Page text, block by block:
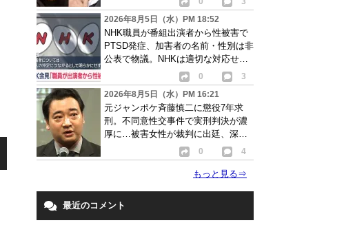
2026年8月5日（水）PM 18:52
NHK職員が番組出演者から性被害で
PTSD発症、加害者の名前・性別は非
公表で物議。NHKは適切な対応せず
0
3
2026年8月5日（水）PM 16:21
元ジャンポケ斉藤慎二に懲役7年求
刑。不同意性交事件で実刑判決が濃
厚に…被害女性が裁判に出廷、深刻
0 4
もっと見る⇒
最近のコメント